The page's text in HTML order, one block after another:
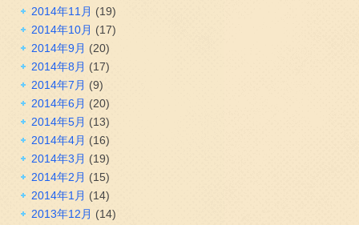
2014年11月 (19)
2014年10月 (17)
2014年9月 (20)
2014年8月 (17)
2014年7月 (9)
2014年6月 (20)
2014年5月 (13)
2014年4月 (16)
2014年3月 (19)
2014年2月 (15)
2014年1月 (14)
2013年12月 (14)